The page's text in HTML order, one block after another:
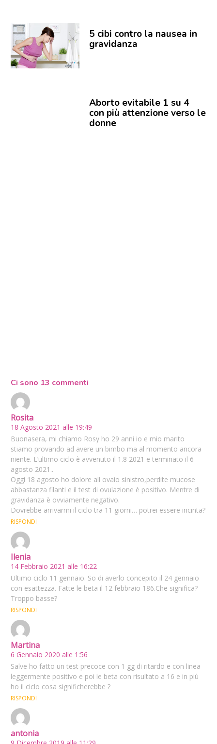
5 cibi contro la nausea in
gravidanza
Aborto evitabile 1 su 4
con più attenzione verso le
donne
Ci sono 13 commenti
Rosita
18 Agosto 2021 alle 19:49
Buonasera, mi chiamo Rosy ho 29 anni io e mio marito
stiamo provando ad avere un bimbo ma al momento ancora
niente. L’ultimo ciclo è avvenuto il 1.8 2021 e terminato il 6
agosto 2021..
Oggi 18 agosto ho dolore all ovaio sinistro,perdite mucose
abbastanza filanti e il test di ovulazione è positivo. Mentre di
gravidanza è ovviamente negativo.
Dovrebbe arrivarmi il ciclo tra 11 giorni… potrei essere incinta?
RISPONDI
Ilenia
14 Febbraio 2021 alle 16:22
Ultimo ciclo 11 gennaio. So di averlo concepito il 24 gennaio
con esattezza. Fatte le beta il 12 febbraio 186.Che significa?
Troppo basse?
RISPONDI
Martina
6 Gennaio 2020 alle 1:56
Salve ho fatto un test precoce con 1 gg di ritardo e con linea
leggermente positivo e poi le beta con risultato a 16 e in più
ho il ciclo cosa significherebbe ?
RISPONDI
antonia